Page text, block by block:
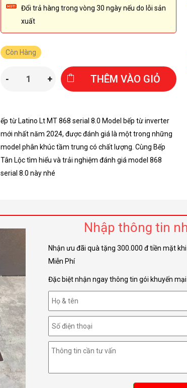
Đổi trả hàng trong vòng 30 ngày nếu do lỗi sản
xuất
Còn Hàng
- + THÊM VÀO GIỎ
ếp từ Latino Lt MT 868 serial 8.0 Model bếp từ inverter
mới nhất năm 2024, được đánh giá là một trong những
model phân khúc tầm trung có chất lượng. Cùng Bếp
Tân Lộc tìm hiểu và trải nghiệm đánh giá model 868
serial 8.0 này nhé
Nhập thông tin
Nhận ưu đãi quà tặng 300.000 đ tiền mặt
Miễn Phí
Đặc biệt nhận ngay thông tin gói khuyến